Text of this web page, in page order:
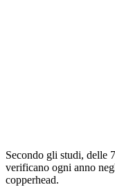
Secondo gli studi, delle
verificano ogni anno
copperhead.